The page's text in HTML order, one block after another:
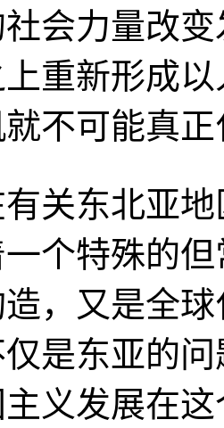
会力量改
重新形成
不可能真
有关东北亚
个特殊的
，又是全
是东亚的
义发展在